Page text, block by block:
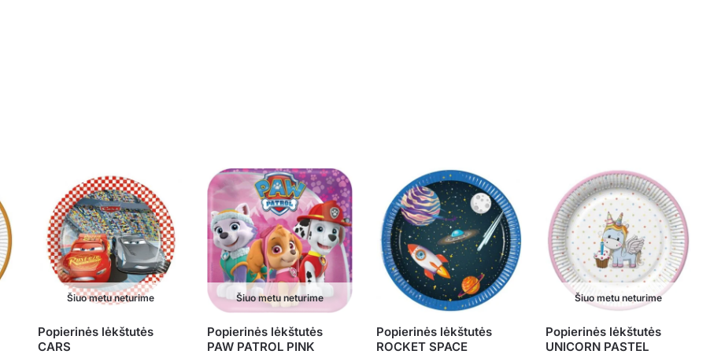
Šiuo metu neturime
Popierinės lėkštutės
CARS
Šiuo metu neturime
Popierinės lėkštutės
PAW PATROL PINK
Popierinės lėkštutės
ROCKET SPACE
Šiuo metu neturime
Popierinės lėkštutės
UNICORN PASTEL